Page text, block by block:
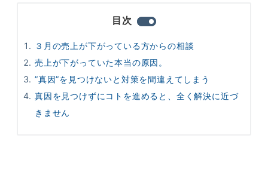
目次
３月の売上が下がっている方からの相談
売上が下がっていた本当の原因。
”真因”を見つけないと対策を間違えてしまう
真因を見つけずにコトを進めると、全く解決に近づ
きません